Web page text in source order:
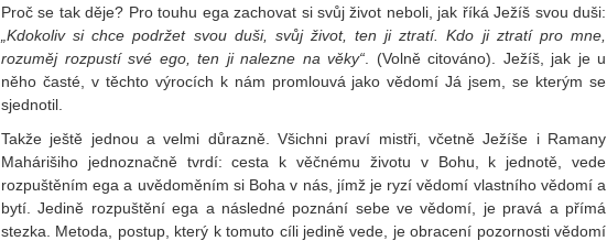
Proč se tak děje? Pro touhu ega zachovat si svůj život neboli, jak říká Ježíš svou duši:
„Kdokoliv si chce podržet svou duši, svůj život, ten ji ztratí. Kdo ji ztratí pro mne,
rozuměj rozpustí své ego, ten ji nalezne na věky“ . (Volně citováno). Ježíš, jak je u
něho časté, v těchto výrocích k nám promlouvá jako vědomí Já jsem, se kterým se
sjednotil.
Takže ještě jednou a velmi důrazně. Všichni praví mistři, včetně Ježíše i Ramany
Mahárišiho jednoznačně tvrdí: cesta k věčnému životu v Bohu, k jednotě, vede
rozpuštěním ega a uvědoměním si Boha v nás, jímž je ryzí vědomí vlastního vědomí a
bytí. Jedině rozpuštění ega a následné poznání sebe ve vědomí, je pravá a přímá
stezka. Metoda, postup, který k tomuto cíli jedině vede, je obracení pozornosti vědomí